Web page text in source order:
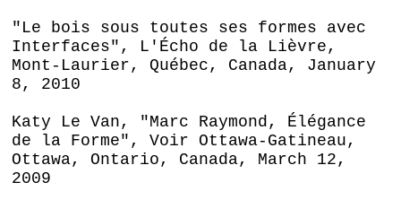
"Le bois sous toutes ses formes avec
Interfaces", L'Écho de la Lièvre,
Mont-Laurier, Québec, Canada, January
8, 2010
Katy Le Van, "Marc Raymond, Élégance
de la Forme", Voir Ottawa-Gatineau,
Ottawa, Ontario, Canada, March 12,
2009